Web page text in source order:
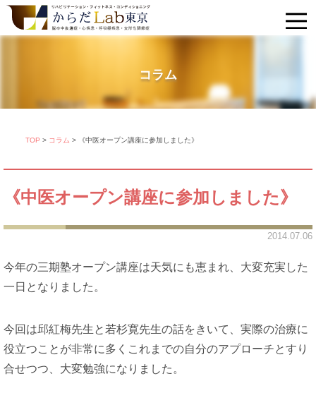
コラム
TOP > コラム > 《中医オープン講座に参加しました》
《中医オープン講座に参加しました》
2014.07.06
今年の三期塾オープン講座は天気にも恵まれ、大変充実した
一日となりました。
今回は邱紅梅先生と若杉寛先生の話をきいて、実際の治療に
役立つことが非常に多くこれまでの自分のアプローチとすり
合せつつ、大変勉強になりました。